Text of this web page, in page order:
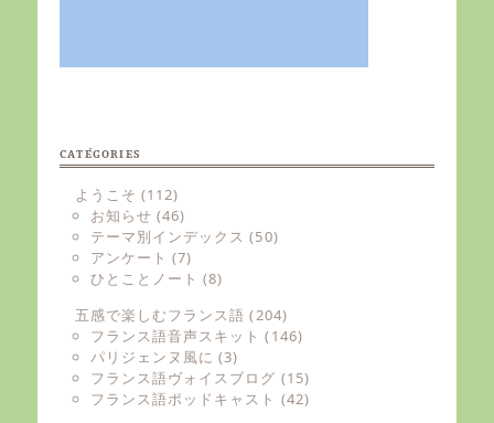
CATÉGORIES
ようこそ (112)
お知らせ (46)
テーマ別インデックス (50)
アンケート (7)
ひとことノート (8)
五感で楽しむフランス語 (204)
フランス語音声スキット (146)
パリジェンヌ風に (3)
フランス語ヴォイスブログ (15)
フランス語ポッドキャスト (42)